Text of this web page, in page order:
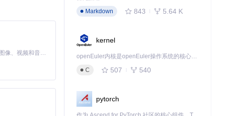
可将视频保存
，学习效率提升
MiniMax H3 是一个通用的全模态生成系统。它支持对由文本、图像、视频和音频组成的多模态上下文进行统一理解，并能生成分辨率高达 2K、时长可达 15 秒的带原生立体声音频的视频。得益于面向任务泛化的系统设计，H3 在预训练阶段就已具备广泛的多模态上下文理解与生成能力，能够出色地执行复杂的多模态指令。
Markdown
843 5.64 K
kernel
openEuler内核是openEuler操作系统的核心，既是系统性能与稳定性的基石，也是连接处理器、设备与服务的桥梁。
C
507 540
pytorch